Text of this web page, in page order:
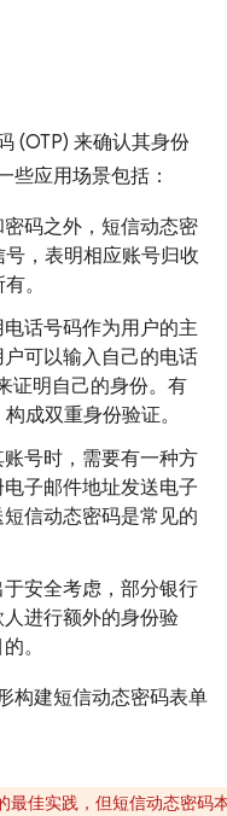
(OTP) 来确认其身份
些应用场景包括：
码之外，短信动态密
，表明相应账号归收
。
话号码作为用户的主
可以输入自己的电话
证明自己的身份。有
成双重身份验证。
号时，需要有一种方
子邮件地址发送电子
信动态密码是常见的
于安全考虑，部分银行
进行额外的身份验
。
构建短信动态密码表单
最佳实践，但短信动态密码